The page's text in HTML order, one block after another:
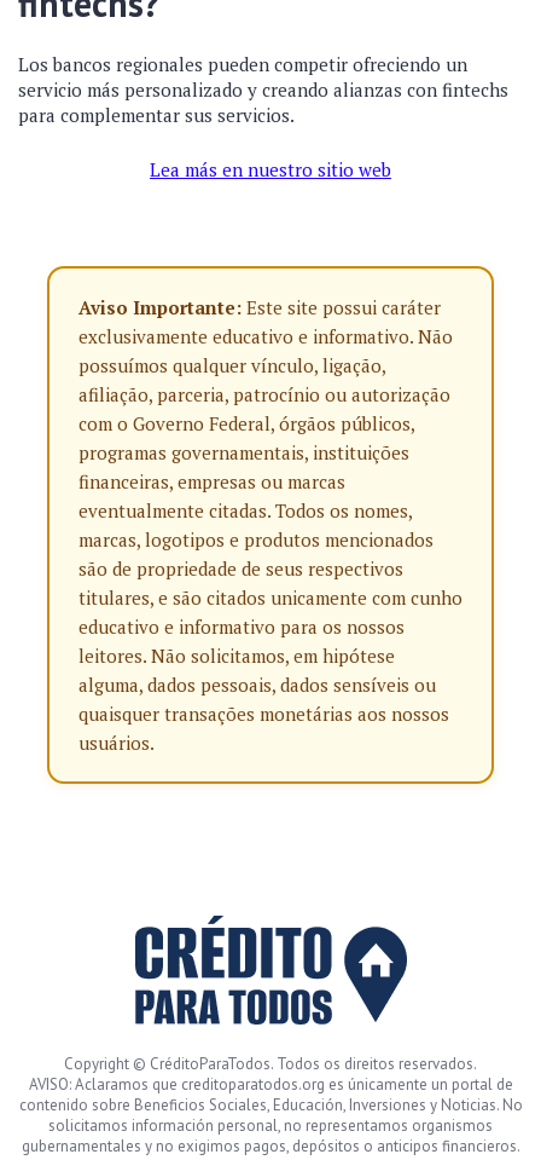
Los bancos regionales pueden competir ofreciendo un
servicio más personalizado y creando alianzas con fintechs
para complementar sus servicios.
Lea más en nuestro sitio web
Aviso Importante: Este site possui caráter
exclusivamente educativo e informativo. Não
possuímos qualquer vínculo, ligação,
afiliação, parceria, patrocínio ou autorização
com o Governo Federal, órgãos públicos,
programas governamentais, instituições
financeiras, empresas ou marcas
eventualmente citadas. Todos os nomes,
marcas, logotipos e produtos mencionados
são de propriedade de seus respectivos
titulares, e são citados unicamente com cunho
educativo e informativo para os nossos
leitores. Não solicitamos, em hipótese
alguma, dados pessoais, dados sensíveis ou
quaisquer transações monetárias aos nossos
usuários.
Copyright © CréditoParaTodos. Todos os direitos reservados.
AVISO: Aclaramos que creditoparatodos.org es únicamente un portal de
contenido sobre Beneficios Sociales, Educación, Inversiones y Noticias. No
solicitamos información personal, no representamos organismos
gubernamentales y no exigimos pagos, depósitos o anticipos financieros.